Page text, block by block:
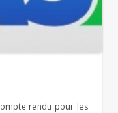
rendu pour les